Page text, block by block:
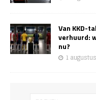
Van KKD-
verhuurd:
nu?
1